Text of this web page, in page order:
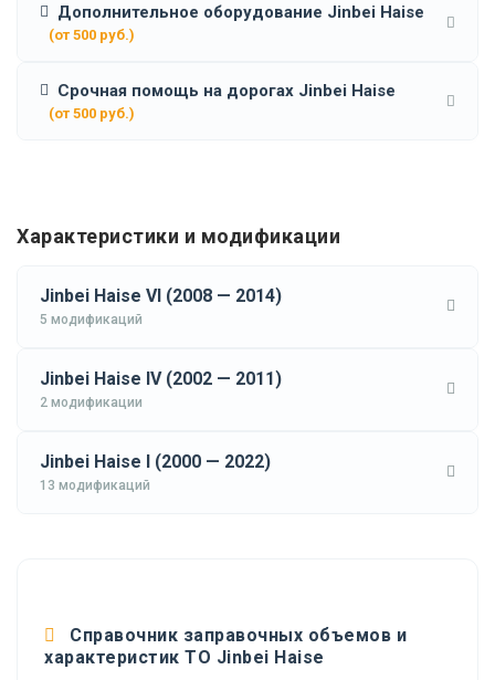
Дополнительное оборудование Jinbei Haise
(от 500 руб.)
Срочная помощь на дорогах Jinbei Haise
(от 500 руб.)
Характеристики и модификации
Jinbei Haise VI (2008 — 2014)
5 модификаций
Jinbei Haise IV (2002 — 2011)
2 модификации
Jinbei Haise I (2000 — 2022)
13 модификаций
Справочник заправочных объемов и
характеристик ТО Jinbei Haise